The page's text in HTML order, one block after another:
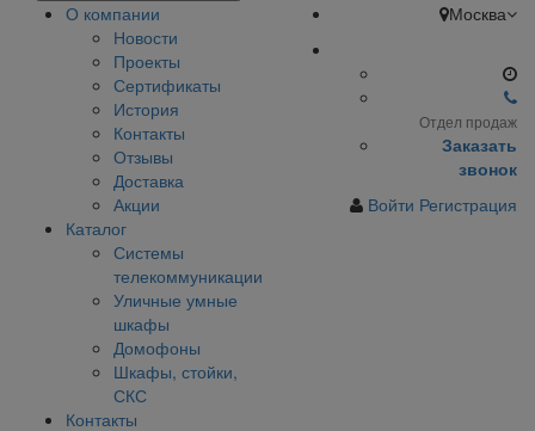
О компании
Новости
Проекты
Сертификаты
История
Контакты
Отзывы
Доставка
Акции
Каталог
Системы
телекоммуникации
Уличные умные
шкафы
Домофоны
Шкафы, стойки,
СКС
Контакты
Москва
Отдел продаж
Заказать
звонок
Войти Регистрация